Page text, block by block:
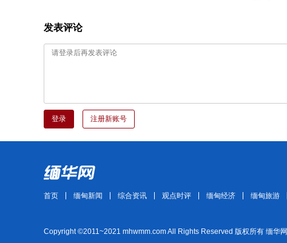
发表评论
登录 注册新账号
首页 缅甸新闻 综合资讯 观点时评 缅甸经济 缅甸旅游
Copyright ©2011~2021 mhwmm.com All Rights Reserved 版权所有 缅华网